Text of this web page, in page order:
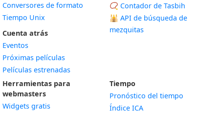
Conversores de formato
Tiempo Unix
Cuenta atrás
Eventos
Próximas películas
Películas estrenadas
📿 Contador de Tasbih
🕌 API de búsqueda de
mezquitas
Herramientas para
webmasters
Widgets gratis
Tiempo
Pronóstico del tiempo
Índice ICA